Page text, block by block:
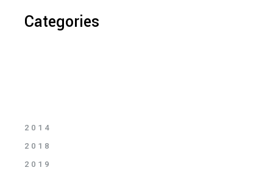
Categories
2014
2018
2019